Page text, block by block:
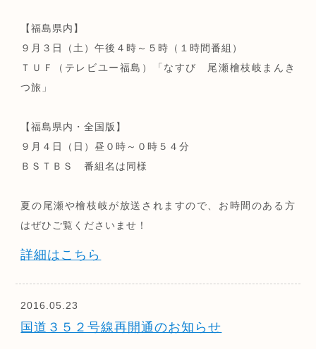
【福島県内】
９月３日（土）午後４時～５時（１時間番組）
ＴＵＦ（テレビユー福島）「なすび 尾瀬檜枝岐まんき
つ旅」
【福島県内・全国版】
９月４日（日）昼０時～０時５４分
ＢＳＴＢＳ 番組名は同様
夏の尾瀬や檜枝岐が放送されますので、お時間のある方
はぜひご覧くださいませ！
詳細はこちら
2016.05.23
国道３５２号線再開通のお知らせ